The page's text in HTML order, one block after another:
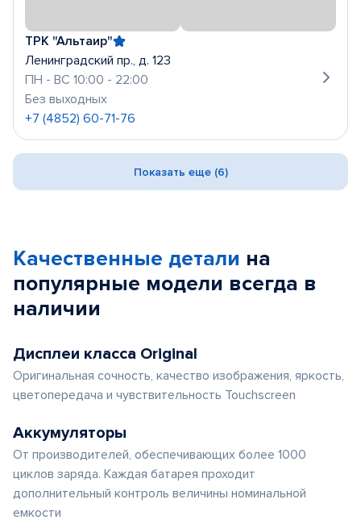
ТРК "Альтаир"
Ленинградский пр., д. 123
ПН - ВС 10:00 - 22:00
Без выходных
+7 (4852) 60-71-76
Показать еще (6)
Качественные детали на
популярные модели всегда в
наличии
Дисплеи класса Original
Оригинальная сочность, качество изображения, яркость,
цветопередача и чувствительность Touchscreen
Аккумуляторы
От производителей, обеспечивающих более 1000
циклов заряда. Каждая батарея проходит
дополнительный контроль величины номинальной
емкости